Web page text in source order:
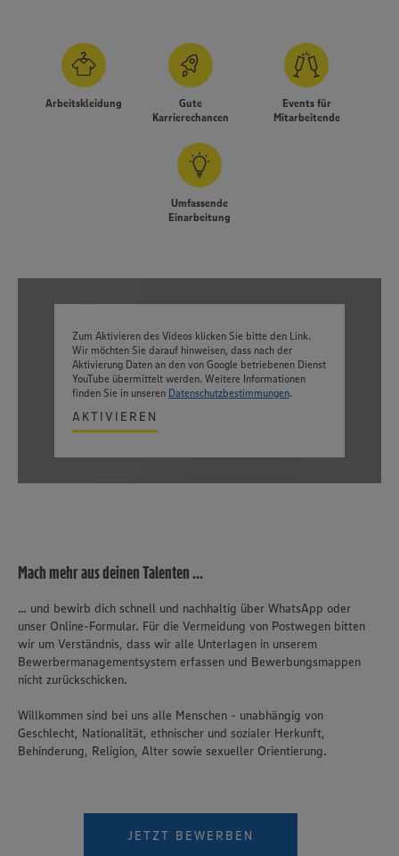
Website zu personalisieren und Ihnen möglichst relevante
Arbeitskleidung
Gute
Karrierechancen
Events für
Mitarbeitende
Umfassende
Einarbeitung
Zum Aktivieren des Videos klicken Sie bitte den Link.
Wir möchten Sie darauf hinweisen, dass nach der
Aktivierung Daten an den von Google betriebenen Dienst
YouTube übermittelt werden. Weitere Informationen
finden Sie in unseren Datenschutzbestimmungen.
AKTIVIEREN
Mach mehr aus deinen Talenten ...
... und bewirb dich schnell und nachhaltig über WhatsApp oder
unser Online-Formular. Für die Vermeidung von Postwegen bitten
wir um Verständnis, dass wir alle Unterlagen in unserem
Bewerbermanagementsystem erfassen und Bewerbungsmappen
nicht zurückschicken.
Willkommen sind bei uns alle Menschen - unabhängig von
Geschlecht, Nationalität, ethnischer und sozialer Herkunft,
Behinderung, Religion, Alter sowie sexueller Orientierung.
JETZT BEWERBEN